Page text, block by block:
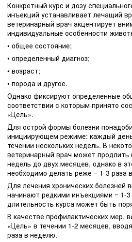
Конкретный курс и дозу
инъекций устанавливает лечащий
ветеринарный врач акцентирует
индивидуальные особенности
• общее состояние;
• определенный диагноз;
• возраст;
• порода и другое.
Однако фиксируют определенные
соответствии с которым принято
«Цель».
Для острой формы болезни
инициирующем режиме: каждый
течении нескольких недель. В
ветеринарный врач может продлить
недель до двух месяцев, однако в
необходимо делать реже ‒ 1-3 раза
Для лечения хронических болезней
начинают редкими инъекциями ‒ 1-
длительность курса может быть
В качестве профилактических мер,
«Цель» в течении 1-2 месяцев,
раза в неделю.